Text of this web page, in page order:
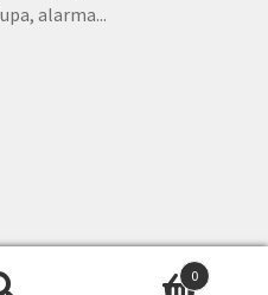
alarma...
0